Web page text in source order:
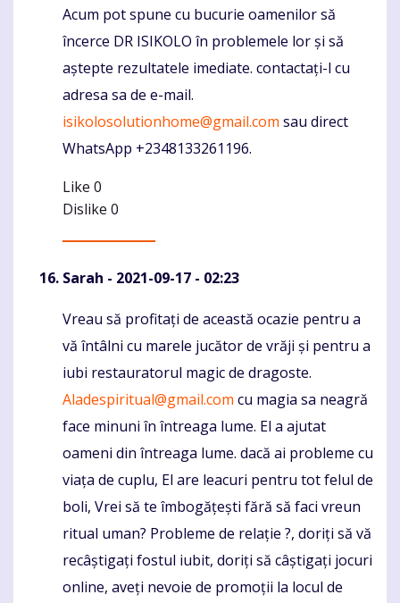
Acum pot spune cu bucurie oamenilor să
încerce DR ISIKOLO în problemele lor și să
aștepte rezultatele imediate. contactați-l cu
adresa sa de e-mail.
isikolosolutionhome@gmail.com sau direct
WhatsApp +2348133261196.
Like 0
Dislike 0
Sarah - 2021-09-17 - 02:23
Komentaras
Vreau să profitați de această ocazie pentru a
vă întâlni cu marele jucător de vrăji și pentru a
iubi restauratorul magic de dragoste.
Aladespiritual@gmail.com cu magia sa neagră
face minuni în întreaga lume. El a ajutat
oameni din întreaga lume. dacă ai probleme cu
viața de cuplu, El are leacuri pentru tot felul de
boli, Vrei să te îmbogățești fără să faci vreun
ritual uman? Probleme de relație ?, doriți să vă
recâștigați fostul iubit, doriți să câștigați jocuri
online, aveți nevoie de promoții la locul de